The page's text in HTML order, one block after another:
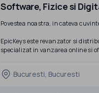
Software, Fizice si
Servicii IT
Povestea noastra, in cateva
EpicKeys este revanzator si
specializat in vanzarea online si
Compania a fost fondata cu
face achizitia de produse software,
Bucuresti, Bucuresti